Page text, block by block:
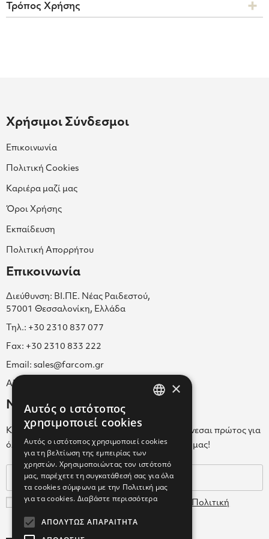
Τρόπος Χρήσης
Χρήσιμοι Σύνδεσμοι
Επικοινωνία
Πολιτική Cookies
Καριέρα μαζί μας
Όροι Χρήσης
Εκπαίδευση
Πολιτική Απορρήτου
Επικοινωνία
Διεύθυνση: ΒΙ.ΠΕ. Νέας Ραιδεστού,
57001 Θεσσαλονίκη, Ελλάδα
Τηλ.: +30 2310 837 077
Fax: +30 2310 833 222
Email: sales@farcom.gr
ΑΡ.Γ.Ε.ΜΗ. 038365205000
Newsletter
Κάνε εγγραφή στο Newsletter για να ενημερώνεσαι πρώτος για
όλα τα νέα μας και τα ολοκαίνουρια προϊόντα μας!
Συμφωνώ με τουςΌρους Χρήσης
Πολιτική
Δεδομένων
×
Αυτός ο ιστότοπος
χρησιμοποιεί cookies
Αυτός ο ιστότοπος χρησιμοποιεί cookies
για τη βελτίωση της εμπειρίας των
χρηστών. Χρησιμοποιώντας τον ιστότοπό
μας, παρέχετε τη συγκατάθεσή σας για όλα
τα cookies σύμφωνα με την Πολιτική μας
για τα cookies. Διαβάστε περισσότερα
ΑΠΟΛΎΤΩΣ ΑΠΑΡΑΊΤΗΤΑ